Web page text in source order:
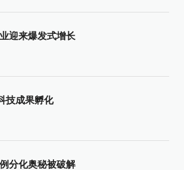
迎来爆发式增长
技成果孵化
分化奥秘被破解